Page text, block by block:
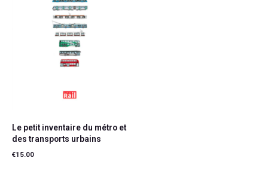
Le petit inventaire du métro et
des transports urbains
€15.00